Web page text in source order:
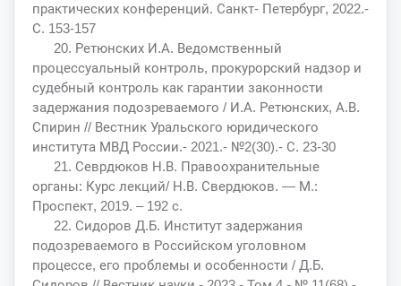
практических конференций. Санкт- Петербург, 2022.-
С. 153-157
20. Ретюнских И.А. Ведомственный
процессуальный контроль, прокурорский надзор и
судебный контроль как гарантии законности
задержания подозреваемого / И.А. Ретюнских, А.В.
Спирин // Вестник Уральского юридического
института МВД России.- 2021.- №2(30).- С. 23-30
21. Севрдюков Н.В. Правоохранительные
органы: Курс лекций/ Н.В. Свердюков. — М.:
Проспект, 2019. – 192 с.
22. Сидоров Д.Б. Институт задержания
подозреваемого в Российском уголовном
процессе, его проблемы и особенности / Д.Б.